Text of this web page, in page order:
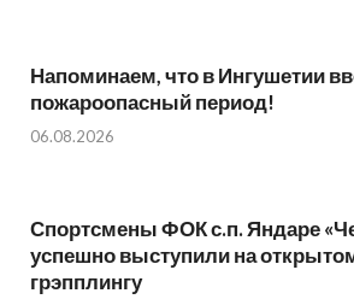
Напоминаем, что в Ингушетии
пожароопасный период!⁣⁣⠀
06.08.2026
Спортсмены ФОК с.п. Яндаре
успешно выступили на
грэпплингу